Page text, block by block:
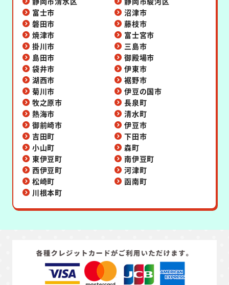
富士市
沼津市
磐田市
藤枝市
焼津市
富士宮市
掛川市
三島市
島田市
御殿場市
袋井市
伊東市
湖西市
裾野市
菊川市
伊豆の国市
牧之原市
長泉町
熱海市
清水町
御前崎市
伊豆市
吉田町
下田市
小山町
森町
東伊豆町
南伊豆町
西伊豆町
河津町
松崎町
函南町
川根本町